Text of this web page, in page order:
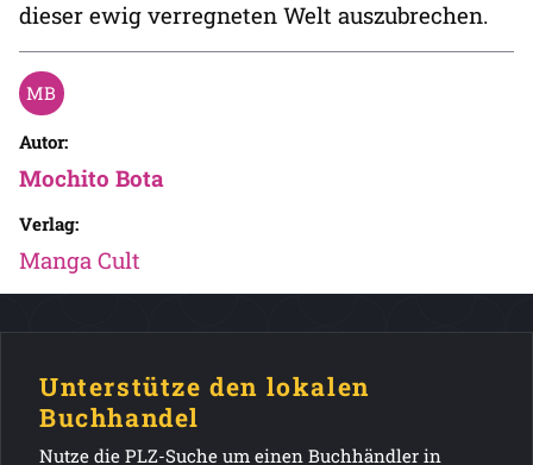
dieser ewig verregneten Welt auszubrechen.
Autor:
Mochito Bota
Verlag:
Manga Cult
Unterstütze den lokalen
Buchhandel
Nutze die PLZ-Suche um einen Buchhändler in